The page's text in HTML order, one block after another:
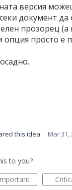
версия
документ да
прозорец (а
опция просто е
this idea · Mar 31,
to you?